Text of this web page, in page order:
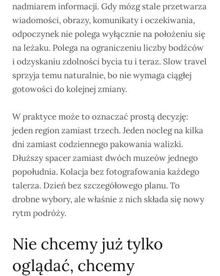
nadmiarem informacji. Gdy mózg stale przetwarza
wiadomości, obrazy, komunikaty i oczekiwania,
odpoczynek nie polega wyłącznie na położeniu się
na leżaku. Polega na ograniczeniu liczby bodźców
i odzyskaniu zdolności bycia tu i teraz. Slow travel
sprzyja temu naturalnie, bo nie wymaga ciągłej
gotowości do kolejnej zmiany.
W praktyce może to oznaczać prostą decyzję:
jeden region zamiast trzech. Jeden nocleg na kilka
dni zamiast codziennego pakowania walizki.
Dłuższy spacer zamiast dwóch muzeów jednego
popołudnia. Kolacja bez fotografowania każdego
talerza. Dzień bez szczegółowego planu. To
drobne wybory, ale właśnie z nich składa się nowy
rytm podróży.
Nie chcemy już tylko
oglądać, chcemy